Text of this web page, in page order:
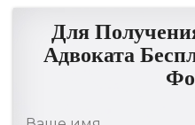
Для
Адвоката